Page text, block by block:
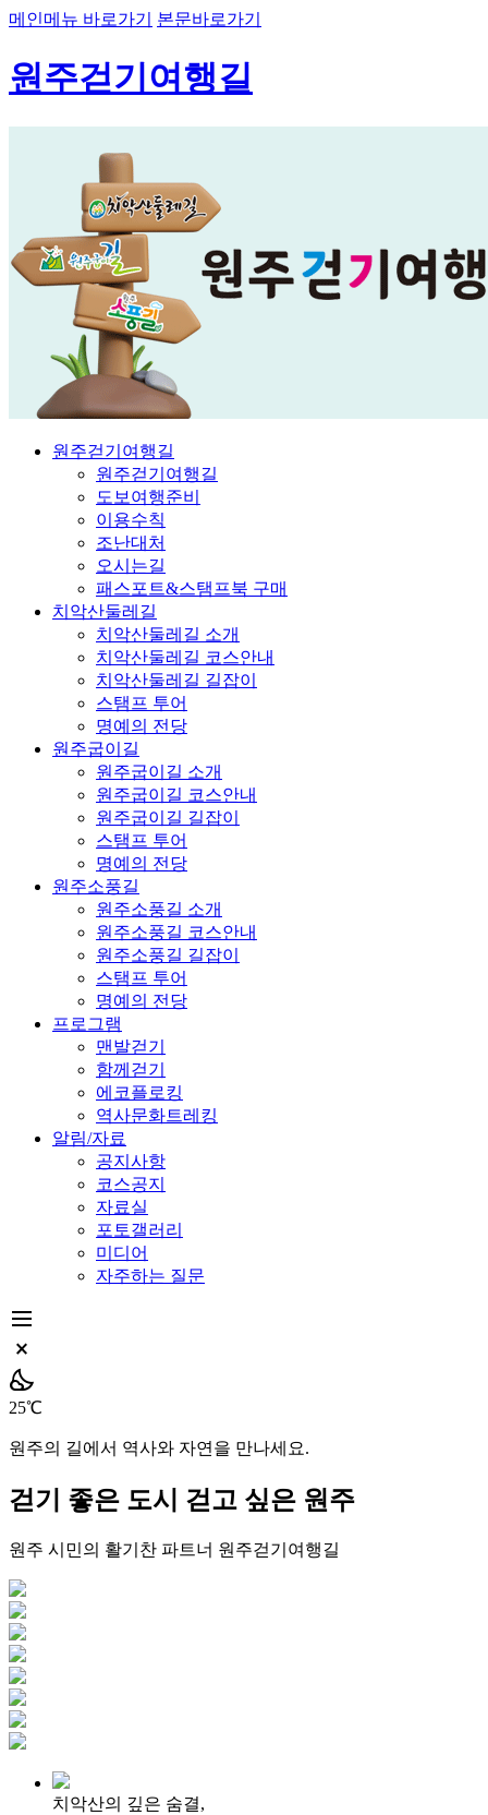
메인메뉴 바로가기 본문바로가기
원주걷기여행길
원주걷기여행길
원주걷기여행길
도보여행준비
이용수칙
조난대처
오시는길
패스포트&스탬프북 구매
치악산둘레길
치악산둘레길 소개
치악산둘레길 코스안내
치악산둘레길 길잡이
스탬프 투어
명예의 전당
원주굽이길
원주굽이길 소개
원주굽이길 코스안내
원주굽이길 길잡이
스탬프 투어
명예의 전당
원주소풍길
원주소풍길 소개
원주소풍길 코스안내
원주소풍길 길잡이
스탬프 투어
명예의 전당
프로그램
맨발걷기
함께걷기
에코플로킹
역사문화트레킹
알림/자료
공지사항
코스공지
자료실
포토갤러리
미디어
자주하는 질문
dehaze
close_small
partly_cloudy_night
25℃
원주의 길에서 역사와 자연을 만나세요.
걷기 좋은 도시 걷고 싶은 원주
원주 시민의 활기찬 파트너 원주걷기여행길
치악산의 깊은 숨결,